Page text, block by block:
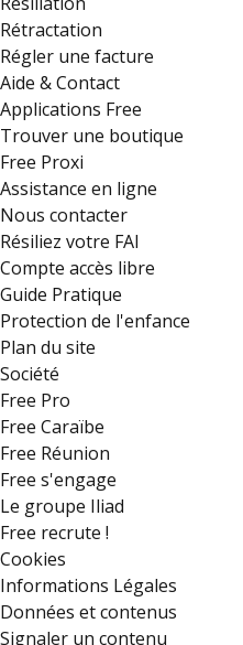
Rétractation
Régler une facture
Aide & Contact
Applications Free
Trouver une boutique
Free Proxi
Assistance en ligne
Nous contacter
Résiliez votre FAI
Compte accès libre
Guide Pratique
Protection de l'enfance
Plan du site
Société
Free Pro
Free Caraïbe
Free Réunion
Free s'engage
Le groupe Iliad
Free recrute !
Cookies
Informations Légales
Données et contenus
Signaler un contenu